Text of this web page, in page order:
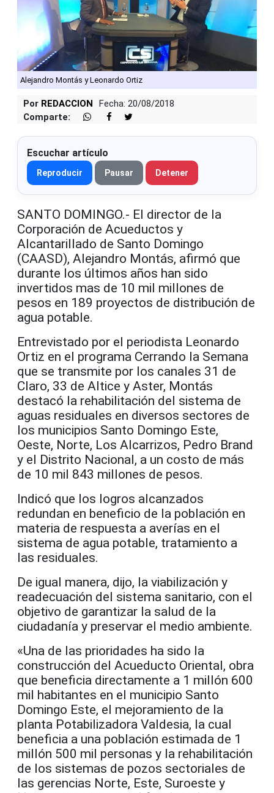
Alejandro Montás y Leonardo Ortiz
Por REDACCION
Fecha: 20/08/2018
Comparte:
Escuchar artículo
Reproducir Pausar Detener
SANTO DOMINGO.- El director de la
Corporación de Acueductos y
Alcantarillado de Santo Domingo
(CAASD), Alejandro Montás, afirmó que
durante los últimos años han sido
invertidos mas de 10 mil millones de
pesos en 189 proyectos de distribución de
agua potable.
Entrevistado por el periodista Leonardo
Ortiz en el programa Cerrando la Semana
que se transmite por los canales 31 de
Claro, 33 de Altice y Aster, Montás
destacó la rehabilitación del sistema de
aguas residuales en diversos sectores de
los municipios Santo Domingo Este,
Oeste, Norte, Los Alcarrizos, Pedro Brand
y el Distrito Nacional, a un costo de más
de 10 mil 843 millones de pesos.
Indicó que los logros alcanzados
redundan en beneficio de la población en
materia de respuesta a averías en el
sistema de agua potable, tratamiento a
las residuales.
De igual manera, dijo, la viabilización y
readecuación del sistema sanitario, con el
objetivo de garantizar la salud de la
ciudadanía y preservar el medio ambiente.
«Una de las prioridades ha sido la
construcción del Acueducto Oriental, obra
que beneficia directamente a 1 millón 600
mil habitantes en el municipio Santo
Domingo Este, el mejoramiento de la
planta Potabilizadora Valdesia, la cual
beneficia a una población estimada de 1
millón 500 mil personas y la rehabilitación
de los sistemas de pozos sectoriales de
las gerencias Norte, Este, Suroeste y